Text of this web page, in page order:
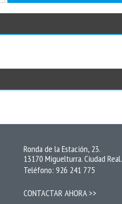
Ronda de la Estación, 23.
13170 Miguelturra. Ciudad Real.
Teléfono: 926 241 775
CONTACTAR AHORA >>